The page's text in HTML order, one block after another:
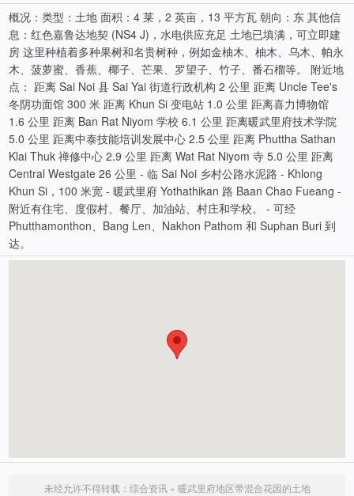
概况：类型：土地 面积：4 莱，2 英亩，13 平方瓦 朝向：东 其他信
息：红色嘉鲁达地契 (NS4 J)，水电供应充足 土地已填满，可立即建
房 这里种植着多种果树和名贵树种，例如金柚木、柚木、乌木、帕永
木、菠萝蜜、香蕉、椰子、芒果、罗望子、竹子、番石榴等。 附近地
点： 距离 Sai Noi 县 Sai Yai 街道行政机构 2 公里 距离 Uncle Tee's
冬阴功面馆 300 米 距离 Khun Si 变电站 1.0 公里 距离喜力博物馆
1.6 公里 距离 Ban Rat Niyom 学校 6.1 公里 距离暖武里府技术学院
5.0 公里 距离中泰技能培训发展中心 2.5 公里 距离 Phuttha Sathan
Klai Thuk 禅修中心 2.9 公里 距离 Wat Rat Niyom 寺 5.0 公里 距离
Central Westgate 26 公里 - 临 Sai Noi 乡村公路水泥路 - Khlong
Khun Si，100 米宽 - 暖武里府 Yothathikan 路 Baan Chao Fueang -
附近有住宅、度假村、餐厅、加油站、村庄和学校。 - 可经
Phutthamonthon、Bang Len、Nakhon Pathom 和 Suphan Buri 到
达。
未经允许不得转载： 综合资讯» 暖武里府地区带混合花园的土地